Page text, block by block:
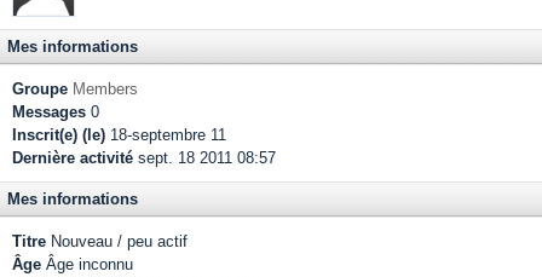
Mes informations
Groupe Members
Messages 0
Inscrit(e) (le) 18-septembre 11
Dernière activité sept. 18 2011 08:57
Mes informations
Titre Nouveau / peu actif
Âge Âge inconnu